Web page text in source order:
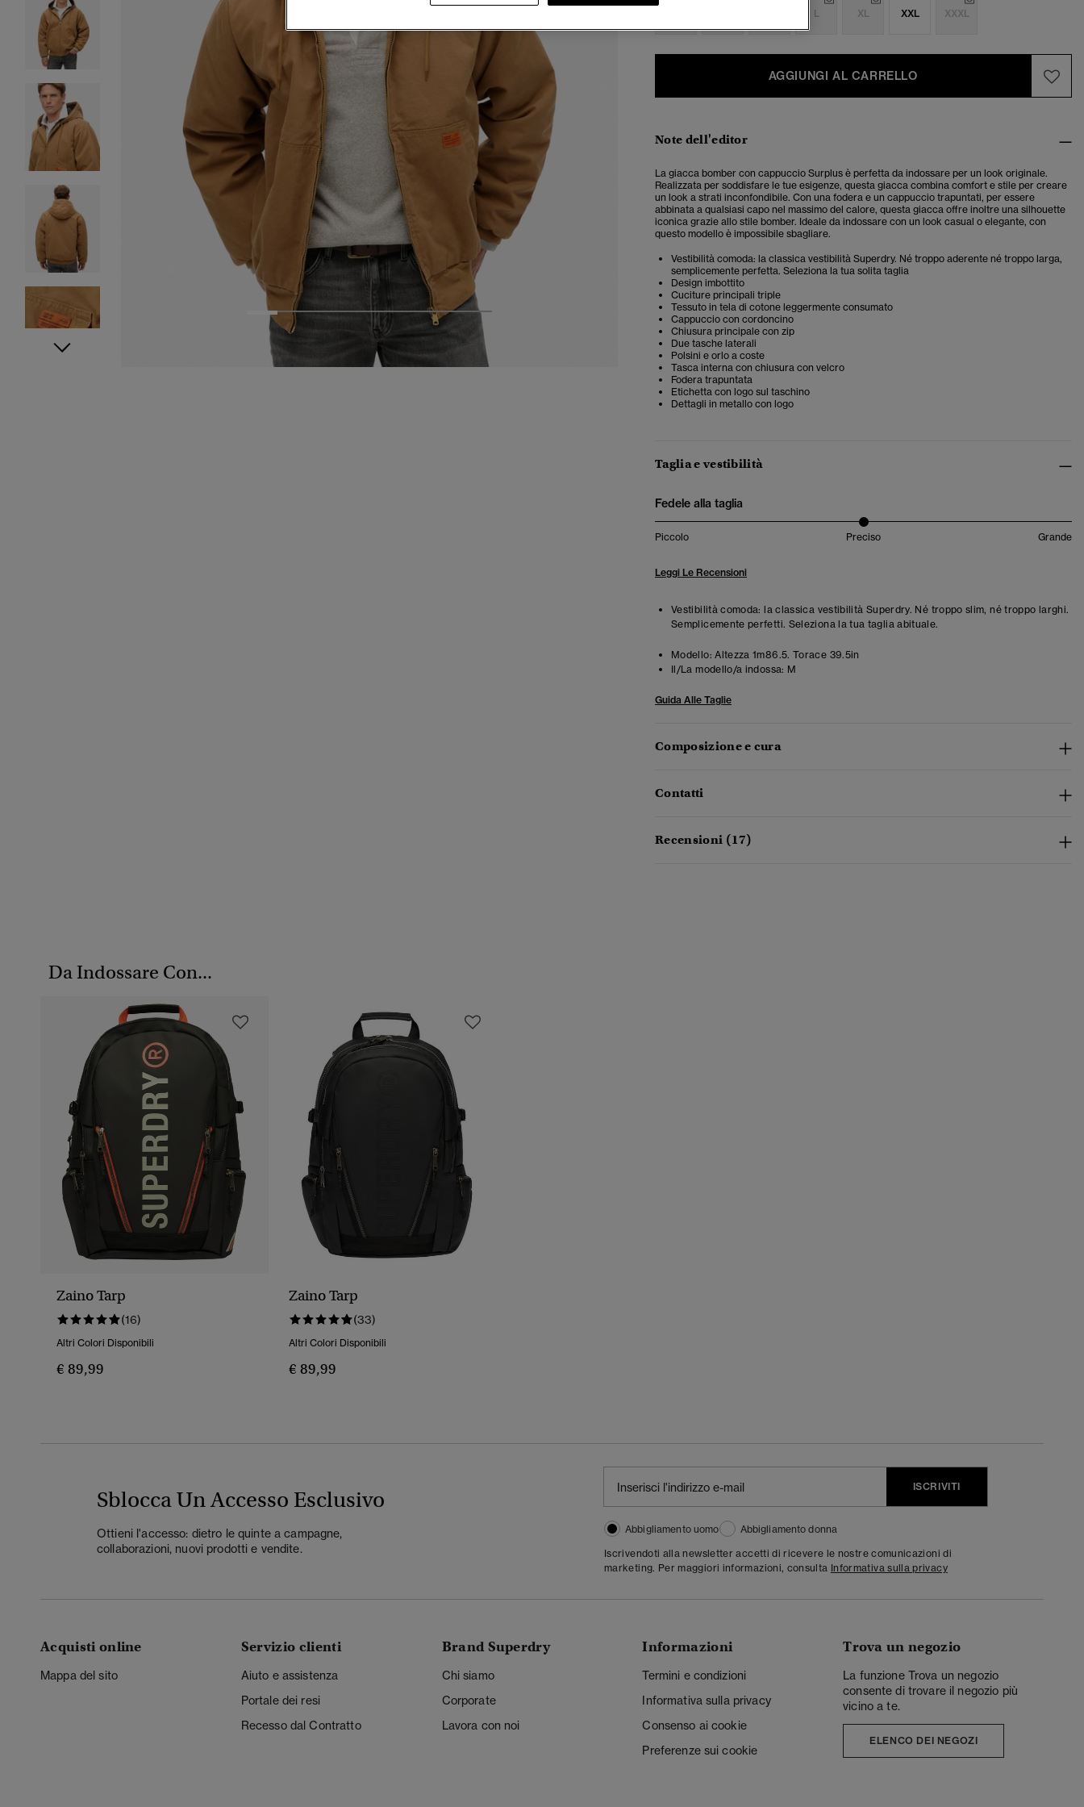
2 5 7
L XL XXL XXXL
AGGIUNGI AL CARRELLO
Note dell'editor
La giacca bomber con cappuccio Surplus è perfetta da indossare per un look originale.
Realizzata per soddisfare le tue esigenze, questa giacca combina comfort e stile per creare
un look a strati inconfondibile. Con una fodera e un cappuccio trapuntati, per essere
abbinata a qualsiasi capo nel massimo del calore, questa giacca offre inoltre una silhouette
iconica grazie allo stile bomber. Ideale da indossare con un look casual o elegante, con
questo modello è impossibile sbagliare.
Vestibilità comoda: la classica vestibilità Superdry. Né troppo aderente né troppo larga,
semplicemente perfetta. Seleziona la tua solita taglia
Design imbottito
Cuciture principali triple
Tessuto in tela di cotone leggermente consumato
Cappuccio con cordoncino
Chiusura principale con zip
Due tasche laterali
Polsini e orlo a coste
Tasca interna con chiusura con velcro
Fodera trapuntata
Etichetta con logo sul taschino
Dettagli in metallo con logo
Taglia e vestibilità
Fedele alla taglia
Piccolo Preciso Grande
Leggi Le Recensioni
Vestibilità comoda: la classica vestibilità Superdry. Né troppo slim, né troppo larghi.
Semplicemente perfetti. Seleziona la tua taglia abituale.
Modello: Altezza 1m86.5. Torace 39.5in
Il/La modello/a indossa: M
Guida Alle Taglie
Composizione e cura
Contatti
Recensioni (17)
Da Indossare Con...
Zaino Tarp
(16)
Altri Colori Disponibili
€ 89,99
Zaino Tarp
(33)
Altri Colori Disponibili
€ 89,99
Sblocca Un Accesso Esclusivo
Ottieni l'accesso: dietro le quinte a campagne,
collaborazioni, nuovi prodotti e vendite.
ISCRIVITI
Abbigliamento uomo
Abbigliamento donna
Iscrivendoti alla newsletter accetti di ricevere le nostre comunicazioni di
marketing. Per maggiori informazioni, consulta Informativa sulla privacy
Acquisti online
Mappa del sito
Servizio clienti
Aiuto e assistenza
Portale dei resi
Recesso dal Contratto
Brand Superdry
Chi siamo
Corporate
Lavora con noi
Informazioni
Termini e condizioni
Informativa sulla privacy
Consenso ai cookie
Preferenze sui cookie
Trova un negozio
La funzione Trova un negozio
consente di trovare il negozio più
vicino a te.
ELENCO DEI NEGOZI